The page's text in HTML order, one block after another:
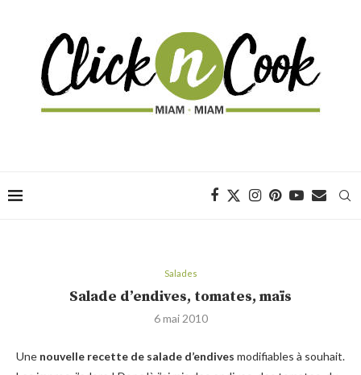
Salades
Salade d’endives, tomates, maïs
6 mai 2010
Une nouvelle recette de salade d’endives modifiables à souhait.